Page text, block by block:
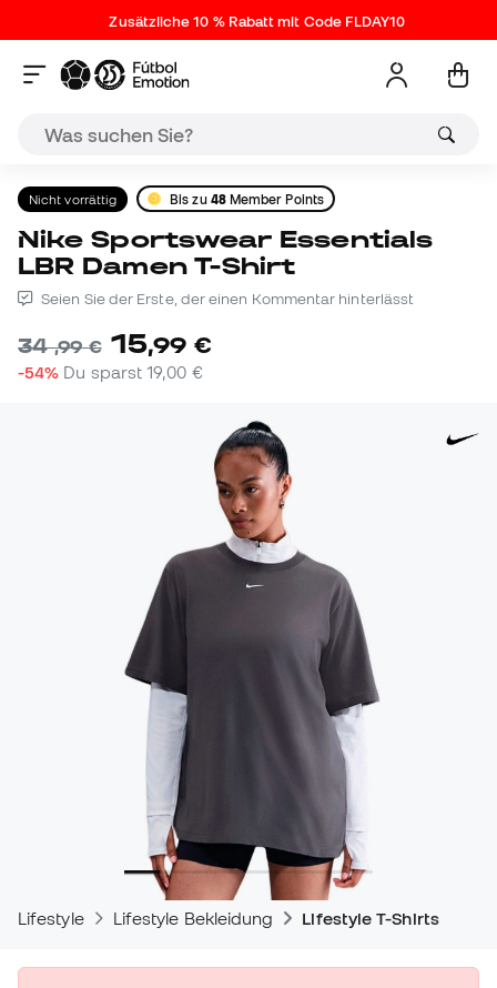
Zusätzliche 10 % Rabatt mit Code FLDAY10
Nicht vorrättig Bis zu 48Member Points
Nike Sportswear Essentials
LBR Damen T-Shirt
Seien Sie der Erste, der einen Kommentar hinterlässt
34,99 € 15,99 €
-54% Du sparst19,00 €
Lifestyle Lifestyle Bekleidung Lifestyle T-Shirts